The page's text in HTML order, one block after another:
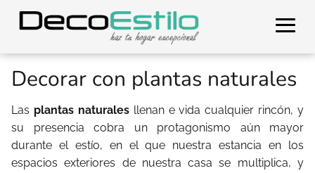
Decorar con plantas naturales
Las plantas naturalesllenan e vida cualquier rincón, y
su presencia cobra un protagonismo aún mayor
durante el estío, en el que nuestra estancia en los
espacios exteriores de nuestra casa se multiplica, y